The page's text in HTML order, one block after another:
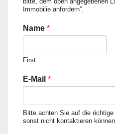
Immobilie anfordern”.
Name *
First
E-Mail *
Bitte achten Sie auf die
sonst nicht kontaktieren können.